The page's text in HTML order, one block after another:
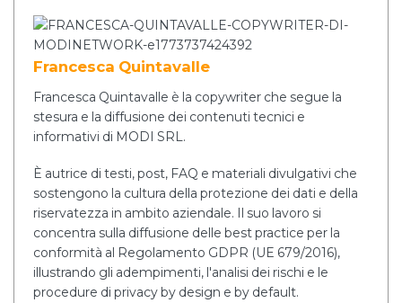
Francesca Quintavalle
Francesca Quintavalle è la copywriter che segue la
stesura e la diffusione dei contenuti tecnici e
informativi di MODI SRL.
È autrice di testi, post, FAQ e materiali divulgativi che
sostengono la cultura della protezione dei dati e della
riservatezza in ambito aziendale. Il suo lavoro si
concentra sulla diffusione delle best practice per la
conformità al Regolamento GDPR (UE 679/2016),
illustrando gli adempimenti, l'analisi dei rischi e le
procedure di privacy by design e by default.